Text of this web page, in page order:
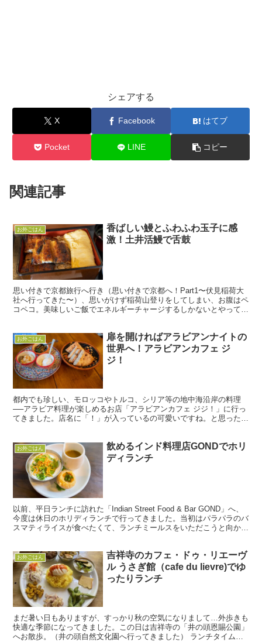
シェアする
X Facebook はてブ
Pocket LINE コピー
関連記事
お外ごはん
香ばしい鰻とふわふわ玉子に感
激！土井活鰻で舌鼓
思い付きで京都旅行へ行き（思い付きで京都へ！Part1〜伏見稲荷大
社へ行ってきた〜）、思いがけず稲荷山登りをしてしまい、お腹はペ
コペコ。美味しいご飯でエネルギーチャージするしかないとやってき
お外ごはん
扉を開ければアラビアンナイトの
世界へ！アラビアンカフェ ジ
ジ！
都内でも珍しい、モロッコやトルコ、シリア等の地中海沿岸の料理
──アラビア料理が楽しめるお店「アラビアンカフェ ジジ！」に行っ
てきました。店名に「！」が入っているの可愛いですね。と思った
お外ごはん
飲めるインド料理店GONDでホリ
ディランチ
以前、平日ランチに訪れた「Indian Street Food & Bar GOND」へ、
今度は休日のホリディランチで行ってきました。当初はパラパラのバ
スマティライスが食べたくて、ランチミールスをいただこうと向かっ
お外ごはん
吉祥寺のカフェ・ドゥ・リエーヴ
ル うさぎ館（cafe du lievre)でゆ
ったりランチ
まだ暑い日もありますが、すっかり秋の空気になりまして…外歩きも
快適な季節になってきました。この日は吉祥寺の「井の頭恩賜公園」
へお散歩。（井の頭自然文化園へ行ってきました） ランチタイムに